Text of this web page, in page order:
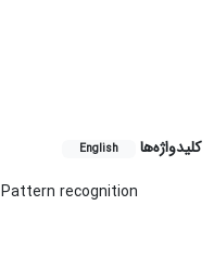
کلیدواژه‌ها English
Pattern recognition